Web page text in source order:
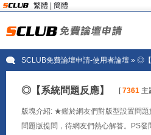
繁體 簡體
SCLUB免費論壇申請-使用者論壇» ◎【
◎【系統問題反應】 [7361主
版塊介紹: ★鑑於網友們對版型設置問
問題版提問，待網友們熱心解答。PS